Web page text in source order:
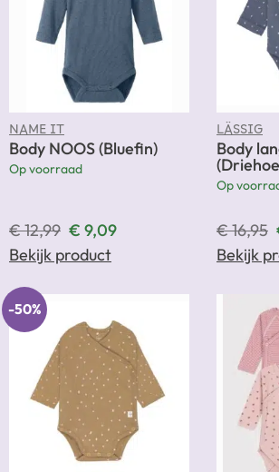
NAME IT
Body NOOS (Bluefin)
Op voorraad
€12,99 € 9,09
Bekijk product
LÄSSIG
Body
Op
€16,95
Bekijk
-50%